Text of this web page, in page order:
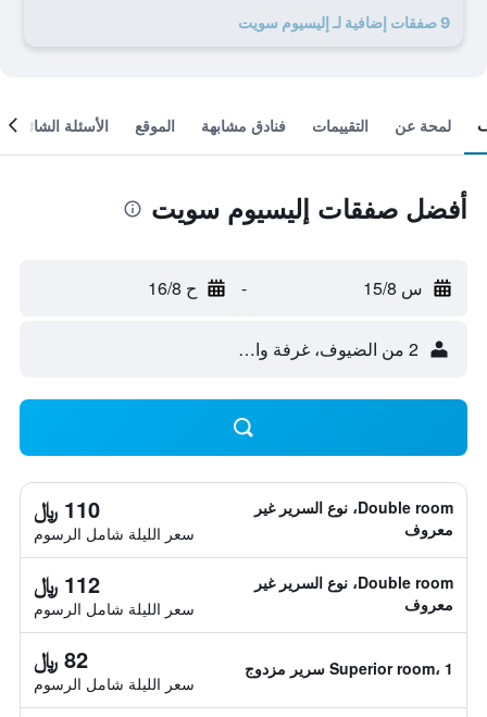
9 صفقات إضافية لـ إليسيوم سويت
لمحة عن التقييمات فنادق مشابهة الموقع الأسئلة الشائعة
أفضل صفقات إليسيوم سويت
س 15/8 - ح 16/8
2 من الضيوف، غرفة واحدة
Double room، نوع السرير غير
معروف
110 ﷼
سعر الليلة شامل الرسوم
Double room، نوع السرير غير
معروف
112 ﷼
سعر الليلة شامل الرسوم
Superior room، 1 سرير مزدوج 82 ﷼
سعر الليلة شامل الرسوم